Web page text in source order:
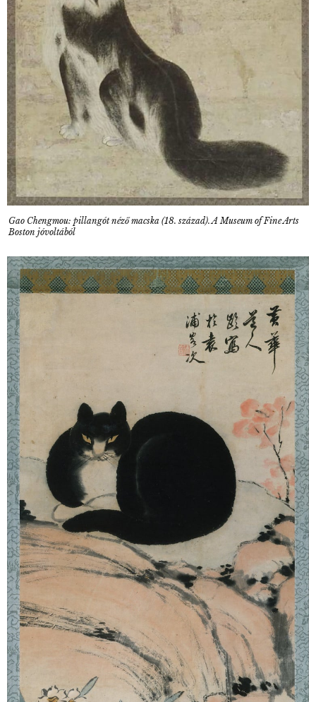
Gao Chengmou: pillangót néző macska (18. század). A Museum of Fine Arts
Boston jóvoltából